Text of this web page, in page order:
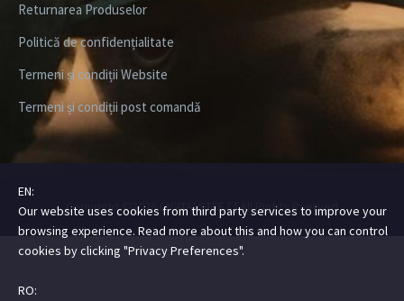
Returnarea Produselor
Politică de confidențialitate
Termeni și condiții Website
Termeni și condiții post comandă
Copyright ©2026 DIGITALSTEEZ| All Rights Rserved
EN:
Our website uses cookies from third party services to improve your
browsing experience. Read more about this and how you can control
cookies by clicking "Privacy Preferences".
RO: